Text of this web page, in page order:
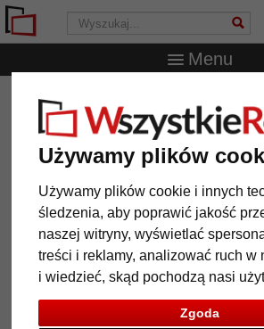
Używamy plików
Używamy plików cookie i innych
śledzenia, aby poprawić jakość
naszej witryny, wyświetlać
treści i reklamy, analizować ruch w
i wiedzieć, skąd pochodzą nasi
Zgoda
Menu
WszystkieRamy.pl
ze stojakiem z naturalnego drewna
Antyrama do zdjęć,
z naturalnego drewna